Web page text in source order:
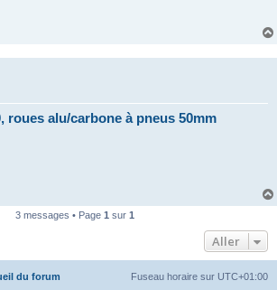
roues alu/carbone à pneus 50mm
3 messages • Page 1 sur 1
Aller
du forum Fuseau horaire sur UTC+01:00